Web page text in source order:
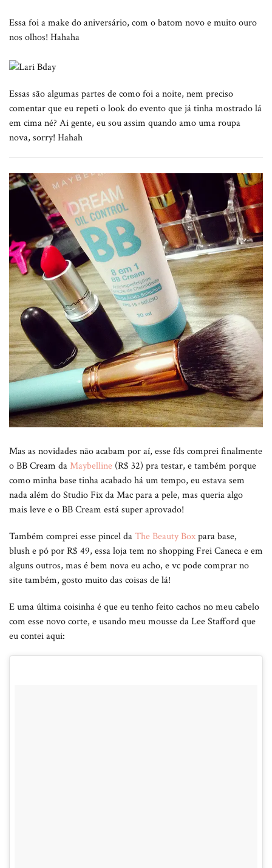
Essa foi a make do aniversário, com o batom novo e muito ouro
nos olhos! Hahaha
Essas são algumas partes de como foi a noite, nem preciso
comentar que eu repeti o look do evento que já tinha mostrado lá
em cima né? Ai gente, eu sou assim quando amo uma roupa
nova, sorry! Hahah
Mas as novidades não acabam por aí, esse fds comprei finalmente
o BB Cream daMaybelline (R$ 32) pra testar, e também porque
como minha base tinha acabado há um tempo, eu estava sem
nada além do Studio Fix da Mac para a pele, mas queria algo
mais leve e o BB Cream está super aprovado!
Também comprei esse pincel daThe Beauty Boxpara base,
blush e pó por R$ 49, essa loja tem no shopping Frei Caneca e em
alguns outros, mas é bem nova eu acho, e vc pode comprar no
site também, gosto muito das coisas de lá!
E uma última coisinha é que eu tenho feito cachos no meu cabelo
com esse novo corte, e usando meu mousse da Lee Stafford que
eu contei aqui: